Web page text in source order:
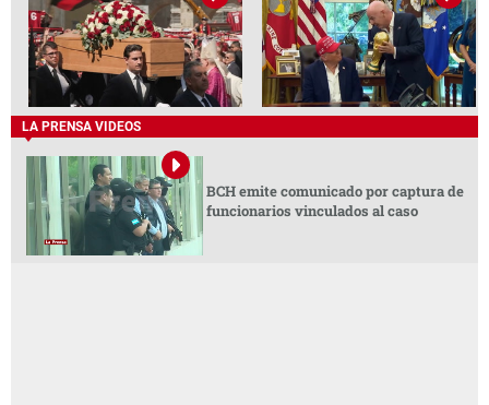
LA PRENSA VIDEOS
BCH emite comunicado por captura de
funcionarios vinculados al caso